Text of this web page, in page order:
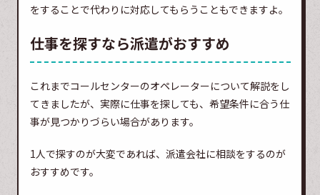
をすることで代わりに対応してもらうこともできますよ。
仕事を探すなら派遣がおすすめ
これまでコールセンターのオペレーターについて解説をし
てきましたが、実際に仕事を探しても、希望条件に合う仕
事が見つかりづらい場合があります。
1人で探すのが大変であれば、派遣会社に相談をするのが
おすすめです。